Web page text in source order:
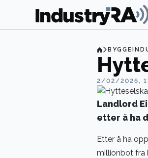
2/02/2026,
Landlord
etter å ha
Etter å ha
millionbot fra